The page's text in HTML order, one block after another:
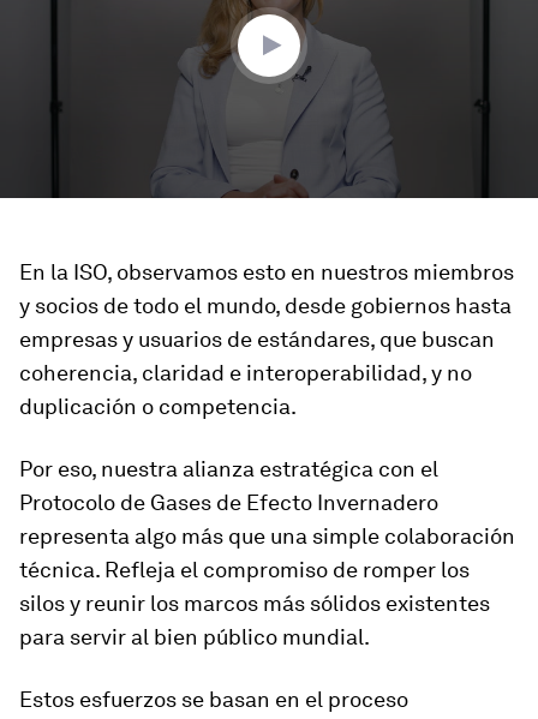
En la ISO, observamos esto en nuestros miembros
y socios de todo el mundo, desde gobiernos hasta
empresas y usuarios de estándares, que buscan
coherencia, claridad e interoperabilidad, y no
duplicación o competencia.
Por eso, nuestra alianza estratégica con el
Protocolo de Gases de Efecto Invernadero
representa algo más que una simple colaboración
técnica. Refleja el compromiso de romper los
silos y reunir los marcos más sólidos existentes
para servir al bien público mundial.
Estos esfuerzos se basan en el proceso